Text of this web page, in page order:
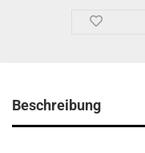
Beschreibung